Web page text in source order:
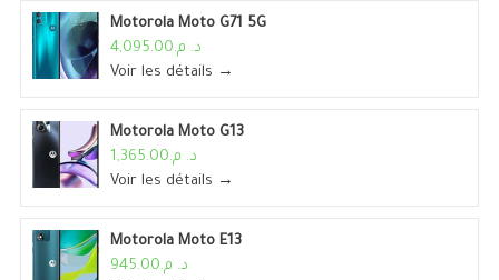
Motorola Moto G71 5G
د. م.4,095.00
Voir les détails →
Motorola Moto G13
د. م.1,365.00
Voir les détails →
Motorola Moto E13
د. م.945.00